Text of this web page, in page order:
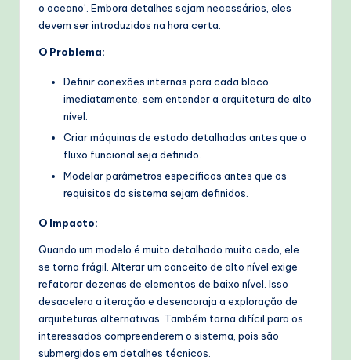
o oceano’. Embora detalhes sejam necessários, eles
devem ser introduzidos na hora certa.
O Problema:
Definir conexões internas para cada bloco
imediatamente, sem entender a arquitetura de alto
nível.
Criar máquinas de estado detalhadas antes que o
fluxo funcional seja definido.
Modelar parâmetros específicos antes que os
requisitos do sistema sejam definidos.
O Impacto:
Quando um modelo é muito detalhado muito cedo, ele
se torna frágil. Alterar um conceito de alto nível exige
refatorar dezenas de elementos de baixo nível. Isso
desacelera a iteração e desencoraja a exploração de
arquiteturas alternativas. Também torna difícil para os
interessados compreenderem o sistema, pois são
submergidos em detalhes técnicos.